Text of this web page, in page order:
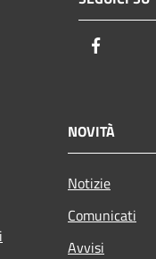
NOVITÀ
Notizie
Comunicati
Avvisi